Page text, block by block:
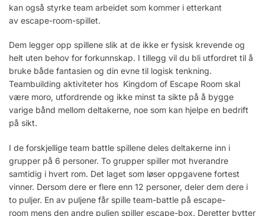
kan også styrke team arbeidet som kommer i etterkant
av escape-room-spillet.
Dem legger opp spillene slik at de ikke er fysisk krevende og
helt uten behov for forkunnskap. I tillegg vil du bli utfordret til å
bruke både fantasien og din evne til logisk tenkning.
Teambuilding aktiviteter hos Kingdom of Escape Room skal
være moro, utfordrende og ikke minst ta sikte på å bygge
varige bånd mellom deltakerne, noe som kan hjelpe en bedrift
på sikt.
I de forskjellige team battle spillene deles deltakerne inn i
grupper på 6 personer. To grupper spiller mot hverandre
samtidig i hvert rom. Det laget som løser oppgavene fortest
vinner. Dersom dere er flere enn 12 personer, deler dem dere i
to puljer. En av puljene får spille team-battle på escape-
room mens den andre puljen spiller escape-box. Deretter bytter